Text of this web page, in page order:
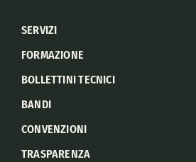
SERVIZI
FORMAZIONE
BOLLETTINI TECNICI
BANDI
CONVENZIONI
TRASPARENZA